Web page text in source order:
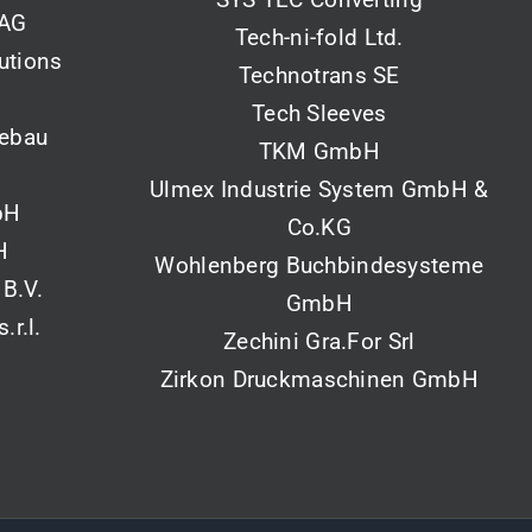
Tech-ni-fold Ltd.
Technotrans SE
Tech Sleeves
TKM GmbH
Ulmex Industrie System GmbH &
Co.KG
Wohlenberg Buchbindesysteme
GmbH
Zechini Gra.For Srl
Zirkon Druckmaschinen GmbH